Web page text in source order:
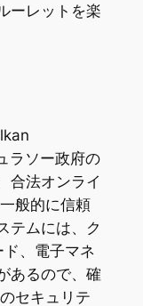
ーレットを楽
ラソー政府の
合法オンライ
般的に信頼
テムには、ク
、電子マネ
あるので、確
セキュリテ